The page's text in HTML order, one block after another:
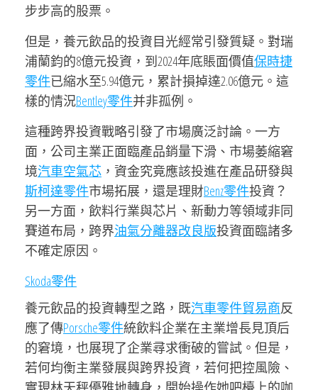
步步高的股票。
但是，養元飲品的投資目光經常引發質疑。對瑞
浦蘭鈞的8億元投資，到2024年底賬面價值保時捷
零件已縮水至5.94億元，累計損掉達2.06億元。這
樣的情況Bentley零件并非孤例。
這種跨界投資戰略引發了市場廣泛討論。一方
面，公司主業正面臨產品銷量下滑、市場萎縮窘
境汽車空氣芯 ，資金究竟應該投進在產品研發與
斯柯達零件市場拓展，還是理財Benz零件投資？
另一方面，飲料行業與芯片、新動力等領域非同
賽道布局，跨界油氣分離器改良版投資面臨諸多
不確定原因。
Skoda零件
養元飲品的投資轉型之路，既汽車零件貿易商反
應了傳Porsche零件統飲料企業在主業增長見頂后
的窘境，也展現了企業尋求衝破的嘗試。但是，
若何均衡主業發展與跨界投資，若何把控風險、